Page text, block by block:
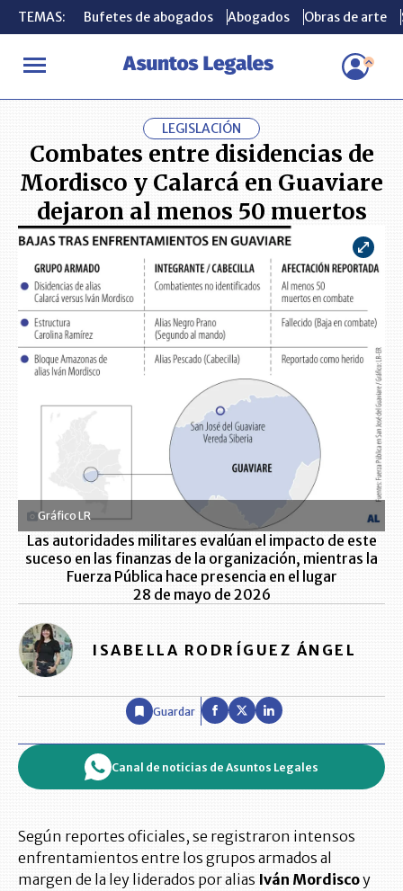
TEMAS: Bufetes de abogados Abogados Obras de arte
INICIO ACTUALIDAD Combates entre disidencias de Mordisco
TEMAS: Bufetes de abogados Abogados Obras de arte
LEGISLACIÓN
Combates entre disidencias de
Mordisco y Calarcá en Guaviare
dejaron al menos 50 muertos
Gráfico LR
Las autoridades militares evalúan el impacto de este
suceso en las finanzas de la organización, mientras la
Fuerza Pública hace presencia en el lugar
28 de mayo de 2026
ISABELLA RODRÍGUEZ ÁNGEL
Guardar
Canal de noticias de Asuntos Legales
Según reportes oficiales, se registraron intensos
enfrentamientos entre los grupos armados al
margen de la ley liderados por alias Iván Mordiscoy